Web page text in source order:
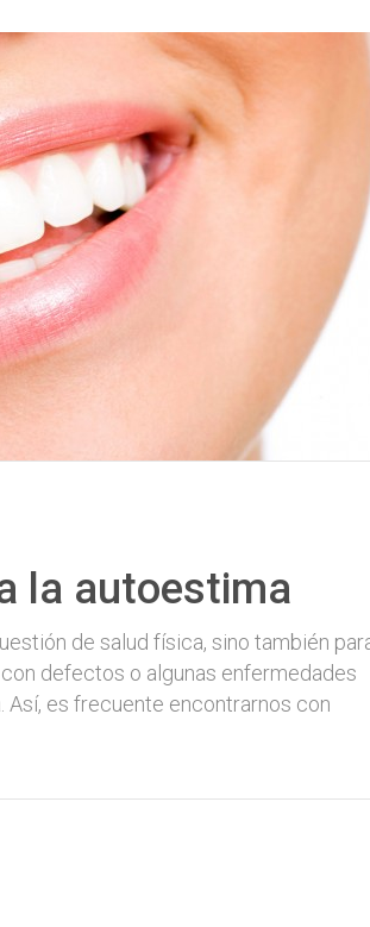
la autoestima
de salud física, sino también
defectos o algunas enfermedades
es frecuente encontrarnos con